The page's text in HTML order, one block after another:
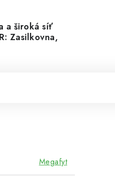
a široká síť
Zasilkovna,
Megafyt